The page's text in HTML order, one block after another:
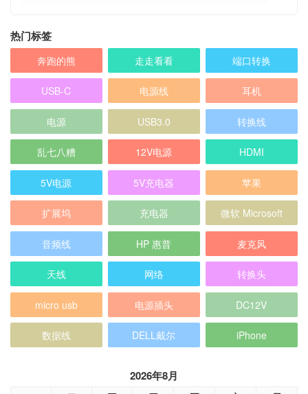
热门标签
奔跑的熊 走走看看 端口转换
USB-C 电源线 耳机
电源 USB3.0 转换线
乱七八糟 12V电源 HDMI
5V电源 5V充电器 苹果
扩展坞 充电器 微软 Microsoft
音频线 HP 惠普 麦克风
天线 网络 转换头
micro usb 电源插头 DC12V
数据线 DELL戴尔 iPhone
2026年8月